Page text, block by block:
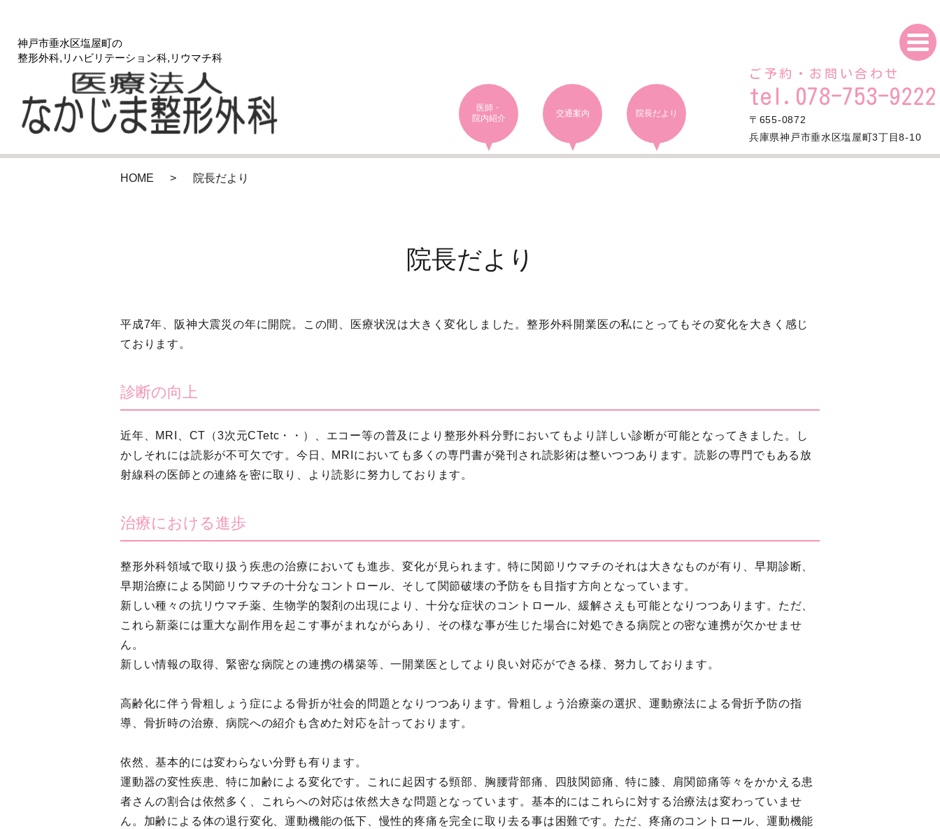
神戸市垂水区塩屋町の
整形外科,リハビリテーション科,リウマチ科
医師・
院内紹介
交通案内 院長だより
ご予約・お問い合わせ
tel.078-753-9222
〒655-0872
兵庫県神戸市垂水区塩屋町3丁目8-10
HOME 院長だより
院長だより
平成7年、阪神大震災の年に開院。この間、医療状況は大きく変化しました。整形外科開業医の私にとってもその変化を大きく感じ
ております。
診断の向上
近年、MRI、CT（3次元CTetc・・）、エコー等の普及により整形外科分野においてもより詳しい診断が可能となってきました。し
かしそれには読影が不可欠です。今日、MRIにおいても多くの専門書が発刊され読影術は整いつつあります。読影の専門でもある放
射線科の医師との連絡を密に取り、より読影に努力しております。
治療における進歩
整形外科領域で取り扱う疾患の治療においても進歩、変化が見られます。特に関節リウマチのそれは大きなものが有り、早期診断、
早期治療による関節リウマチの十分なコントロール、そして関節破壊の予防をも目指す方向となっています。
新しい種々の抗リウマチ薬、生物学的製剤の出現により、十分な症状のコントロール、緩解さえも可能となりつつあります。ただ、
これら新薬には重大な副作用を起こす事がまれながらあり、その様な事が生じた場合に対処できる病院との密な連携が欠かせませ
ん。
新しい情報の取得、緊密な病院との連携の構築等、一開業医としてより良い対応ができる様、努力しております。
高齢化に伴う骨粗しょう症による骨折が社会的問題となりつつあります。骨粗しょう治療薬の選択、運動療法による骨折予防の指
導、骨折時の治療、病院への紹介も含めた対応を計っております。
依然、基本的には変わらない分野も有ります。
運動器の変性疾患、特に加齢による変化です。これに起因する頸部、胸腰背部痛、四肢関節痛、特に膝、肩関節痛等々をかかえる患
者さんの割合は依然多く、これらへの対応は依然大きな問題となっています。基本的にはこれらに対する治療法は変わっていませ
ん。加齢による体の退行変化、運動機能の低下、慢性的疼痛を完全に取り去る事は困難です。ただ、疼痛のコントロール、運動機能